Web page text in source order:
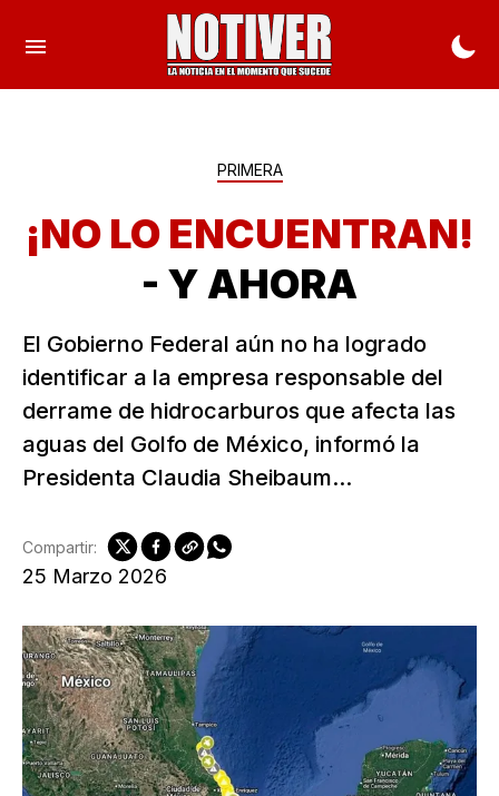
PRIMERA
¡NO LO ENCUENTRAN!
- Y AHORA
El Gobierno Federal aún no ha logrado
identificar a la empresa responsable del
derrame de hidrocarburos que afecta las
aguas del Golfo de México, informó la
Presidenta Claudia Sheibaum...
25 Marzo 2026
Compartir: